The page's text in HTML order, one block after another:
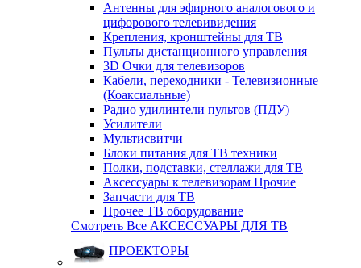
Антенны для эфирного аналогового и
цифорового телевивидения
Крепления, кронштейны для ТВ
Пульты дистанционного управления
3D Очки для телевизоров
Кабели, переходники - Телевизионные
(Коаксиальные)
Радио удилинтели пультов (ПДУ)
Усилители
Мультисвитчи
Блоки питания для ТВ техники
Полки, подставки, стеллажи для ТВ
Аксессуары к телевизорам Прочие
Запчасти для ТВ
Прочее ТВ оборудование
Смотреть Все АКСЕССУАРЫ ДЛЯ ТВ
ПРОЕКТОРЫ